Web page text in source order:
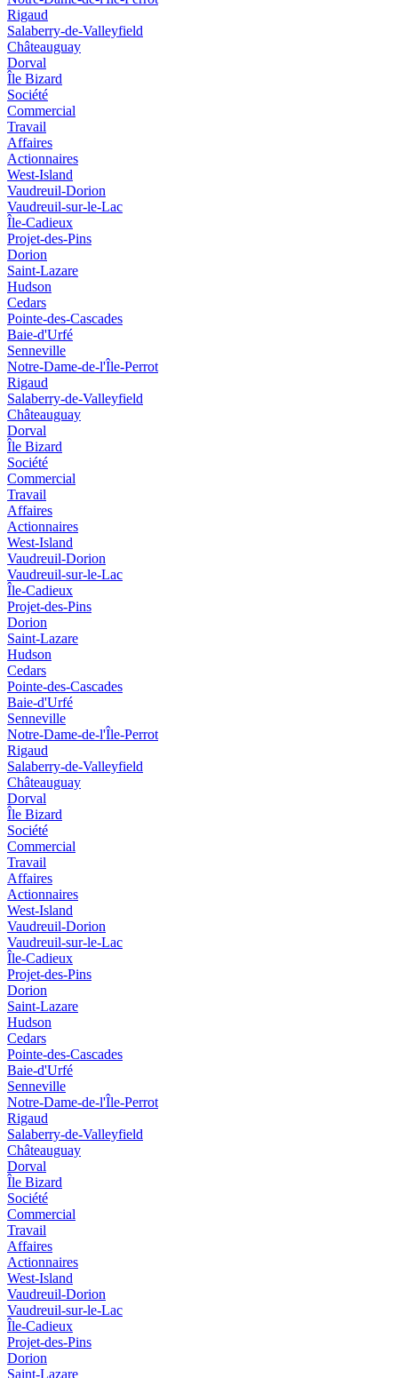
Rigaud
Salaberry-de-Valleyfield
Châteauguay
Dorval
Île Bizard
Société
Commercial
Travail
Affaires
Actionnaires
West-Island
Vaudreuil-Dorion
Vaudreuil-sur-le-Lac
Île-Cadieux
Projet-des-Pins
Dorion
Saint-Lazare
Hudson
Cedars
Pointe-des-Cascades
Baie-d'Urfé
Senneville
Notre-Dame-de-l'Île-Perrot
Rigaud
Salaberry-de-Valleyfield
Châteauguay
Dorval
Île Bizard
Société
Commercial
Travail
Affaires
Actionnaires
West-Island
Vaudreuil-Dorion
Vaudreuil-sur-le-Lac
Île-Cadieux
Projet-des-Pins
Dorion
Saint-Lazare
Hudson
Cedars
Pointe-des-Cascades
Baie-d'Urfé
Senneville
Notre-Dame-de-l'Île-Perrot
Rigaud
Salaberry-de-Valleyfield
Châteauguay
Dorval
Île Bizard
Société
Commercial
Travail
Affaires
Actionnaires
West-Island
Vaudreuil-Dorion
Vaudreuil-sur-le-Lac
Île-Cadieux
Projet-des-Pins
Dorion
Saint-Lazare
Hudson
Cedars
Pointe-des-Cascades
Baie-d'Urfé
Senneville
Notre-Dame-de-l'Île-Perrot
Rigaud
Salaberry-de-Valleyfield
Châteauguay
Dorval
Île Bizard
Société
Commercial
Travail
Affaires
Actionnaires
West-Island
Vaudreuil-Dorion
Vaudreuil-sur-le-Lac
Île-Cadieux
Projet-des-Pins
Dorion
Saint-Lazare